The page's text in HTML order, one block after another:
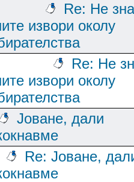
Re: Не
извори околу
Re: Не
извори околу
Јоване, дали
Re: Јоване,